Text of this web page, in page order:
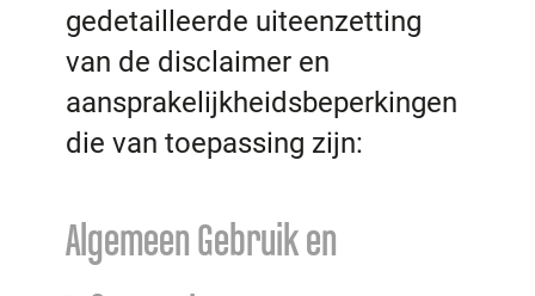
gedetailleerde uiteenzetting
van de disclaimer en
aansprakelijkheidsbeperkingen
die van toepassing zijn:
Algemeen Gebruik en